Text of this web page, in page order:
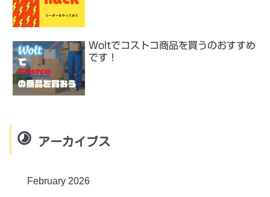
Woltでコストコ商品を買うのおすすめ
です！
アーカイブス
February 2026